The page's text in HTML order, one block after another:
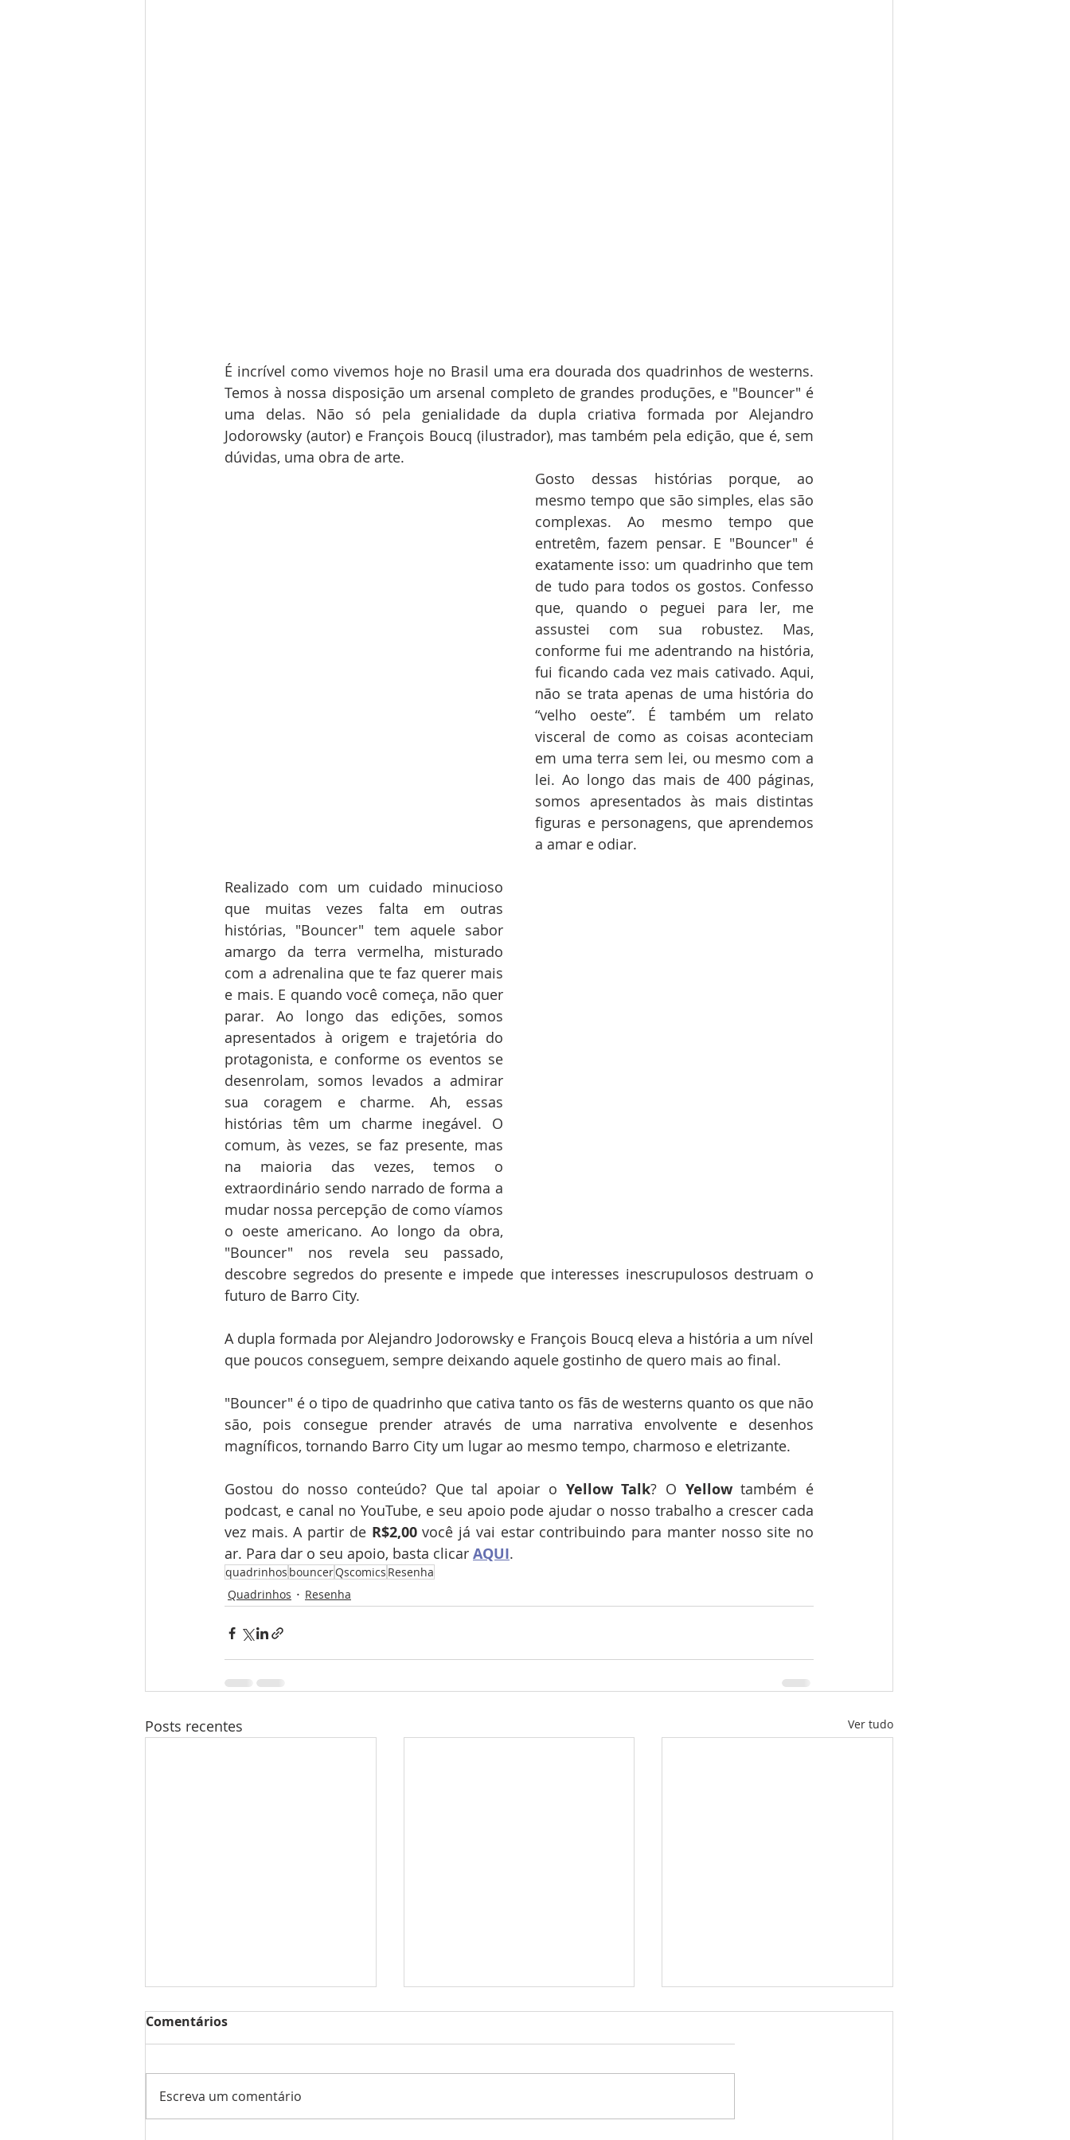
É incrível como vivemos hoje no Brasil uma era dourada dos quadrinhos de westerns.
Temos à nossa disposição um arsenal completo de grandes produções, e "Bouncer" é
uma delas. Não só pela genialidade da dupla criativa formada por Alejandro
Jodorowsky (autor) e François Boucq (ilustrador), mas também pela edição, que é, sem
dúvidas, uma obra de arte.
Gosto dessas histórias porque, ao
mesmo tempo que são simples, elas são
complexas. Ao mesmo tempo que
entretêm, fazem pensar. E "Bouncer" é
exatamente isso: um quadrinho que tem
de tudo para todos os gostos. Confesso
que, quando o peguei para ler, me
assustei com sua robustez. Mas,
conforme fui me adentrando na história,
fui ficando cada vez mais cativado. Aqui,
não se trata apenas de uma história do
“velho oeste”. É também um relato
visceral de como as coisas aconteciam
em uma terra sem lei, ou mesmo com a
lei. Ao longo das mais de 400 páginas,
somos apresentados às mais distintas
figuras e personagens, que aprendemos
a amar e odiar.
Realizado com um cuidado minucioso
que muitas vezes falta em outras
histórias, "Bouncer" tem aquele sabor
amargo da terra vermelha, misturado
com a adrenalina que te faz querer mais
e mais. E quando você começa, não quer
parar. Ao longo das edições, somos
apresentados à origem e trajetória do
protagonista, e conforme os eventos se
desenrolam, somos levados a admirar
sua coragem e charme. Ah, essas
histórias têm um charme inegável. O
comum, às vezes, se faz presente, mas
na maioria das vezes, temos o
extraordinário sendo narrado de forma a
mudar nossa percepção de como víamos
o oeste americano. Ao longo da obra,
"Bouncer" nos revela seu passado,
descobre segredos do presente e impede que interesses inescrupulosos destruam o
futuro de Barro City.
A dupla formada por Alejandro Jodorowsky e François Boucq eleva a história a um nível
que poucos conseguem, sempre deixando aquele gostinho de quero mais ao final.
"Bouncer" é o tipo de quadrinho que cativa tanto os fãs de westerns quanto os que não
são, pois consegue prender através de uma narrativa envolvente e desenhos
magníficos, tornando Barro City um lugar ao mesmo tempo, charmoso e eletrizante.
Gostou do nosso conteúdo? Que tal apoiar o Yellow Talk? O Yellow também é
podcast, e canal no YouTube, e seu apoio pode ajudar o nosso trabalho a crescer cada
vez mais. A partir de R$2,00 você já vai estar contribuindo para manter nosso site no
ar. Para dar o seu apoio, basta clicar AQUI.
quadrinhos bouncerQscomics Resenha
Quadrinhos
Resenha
Posts recentes Ver tudo
Comentários
Escreva um comentário